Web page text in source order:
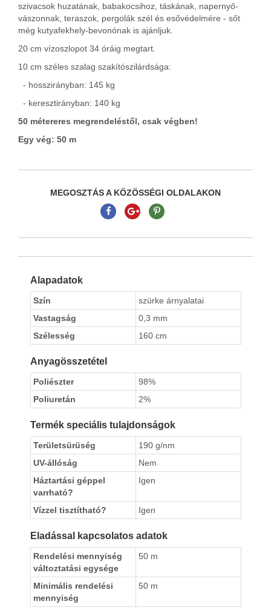
szivacsok huzatának, babakocsihoz, táskának, napernyő-
vászonnak, teraszok, pergolák szél és esővédelmére - sőt
még kutyafekhely-bevonónak is ajánljuk.
20 cm vízoszlopot 34 óráig megtart.
10 cm széles szalag szakítószilárdsága:
- hosszirányban: 145 kg
- keresztirányban: 140 kg
50 métereres megrendeléstől, csak végben!
Egy vég: 50 m
MEGOSZTÁS A KÖZÖSSÉGI OLDALAKON
Alapadatok
Szín
szürke árnyalatai
Vastagság
0,3 mm
Szélesség
160 cm
Anyagösszetétel
Poliészter
98%
Poliuretán
2%
Termék speciális tulajdonságok
Területsürüség
190 g/nm
UV-állóság
Nem
Háztartási géppel
varrható?
Igen
Vízzel tisztítható? Igen
Eladással kapcsolatos adatok
Rendelési mennyiség
változtatási egysége
50 m
Minimális rendelési
mennyiség
50 m